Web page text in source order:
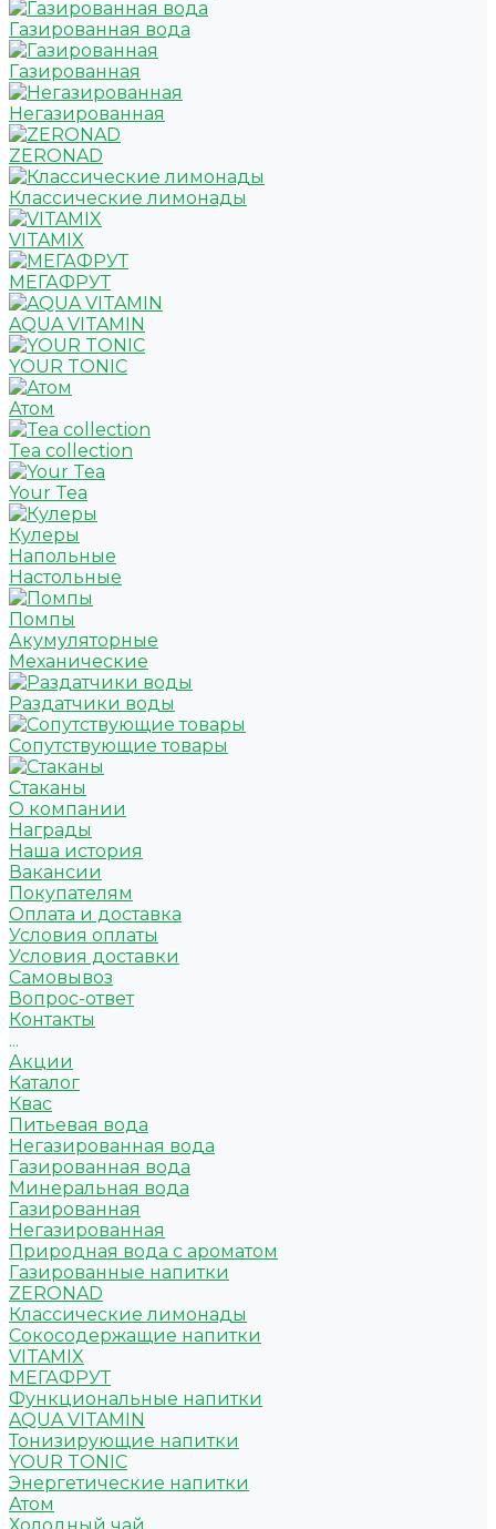
Газированная вода
Газированная
Негазированная
ZERONAD
Классические лимонады
VITAMIX
МЕГАФРУТ
AQUA VITAMIN
YOUR TONIC
Атом
Tea collection
Your Tea
Кулеры
Напольные
Настольные
Помпы
Акумуляторные
Механические
Раздатчики воды
Сопутствующие товары
Стаканы
О компании
Награды
Наша история
Вакансии
Покупателям
Оплата и доставка
Условия оплаты
Условия доставки
Самовывоз
Вопрос-ответ
Контакты
...
Акции
Каталог
Квас
Питьевая вода
Негазированная вода
Газированная вода
Минеральная вода
Газированная
Негазированная
Природная вода с ароматом
Газированные напитки
ZERONAD
Классические лимонады
Сокосодержащие напитки
VITAMIX
МЕГАФРУТ
Функциональные напитки
AQUA VITAMIN
Тонизирующие напитки
YOUR TONIC
Энергетические напитки
Атом